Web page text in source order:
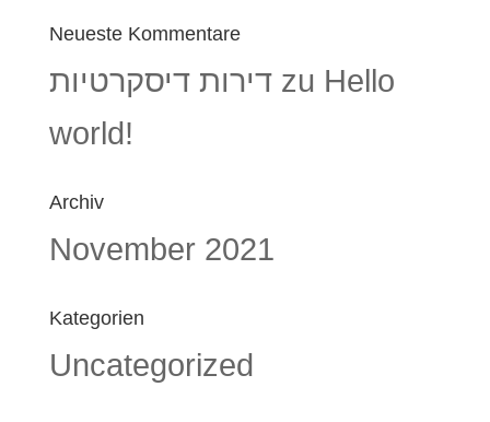
Neueste Kommentare
דירות דיסקרטיותzu Hello
world!
Archiv
November 2021
Kategorien
Uncategorized